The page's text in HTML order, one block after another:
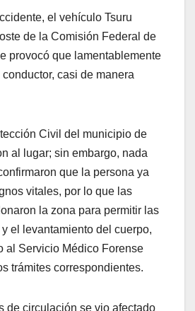
el vehículo Tsuru
de la Comisión Federal de
provocó que lamentablemente
casi de manera
Civil del municipio de
al lugar; sin embargo, nada
que la persona ya
vitales, por lo que las
la zona para permitir las
el levantamiento del cuerpo,
al Servicio Médico Forense
trámites correspondientes.
de circulación se vio afectado